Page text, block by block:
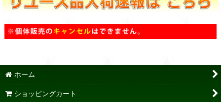
ホーム
ショッピングカート